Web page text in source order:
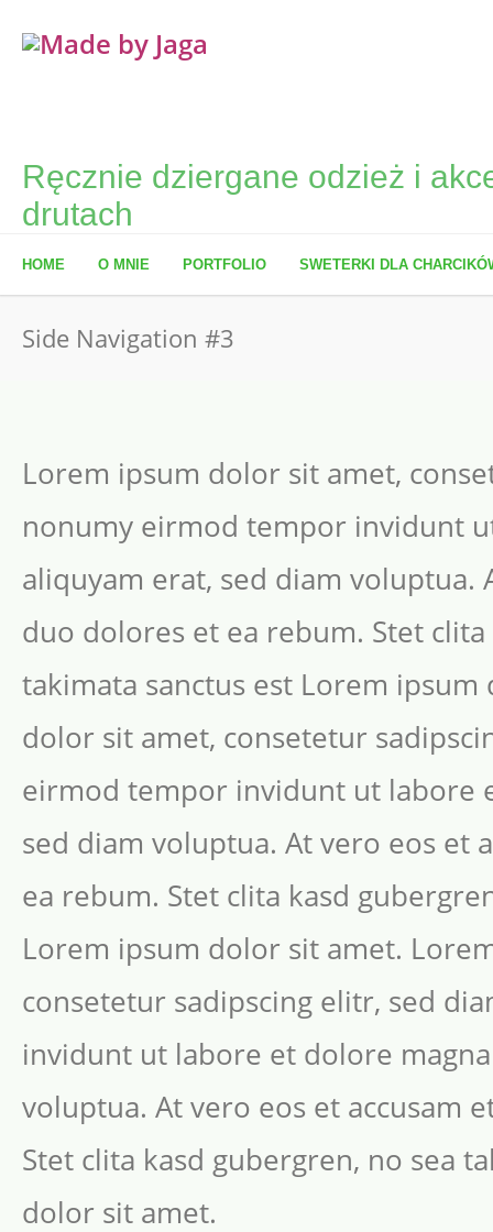
Ręcznie dziergane odzież i
drutach
HOME O MNIE PORTFOLIO SWETERKI DLA
Side Navigation #3
Lorem ipsum dolor sit amet,
nonumy eirmod tempor invidunt
aliquyam erat, sed diam voluptua.
duo dolores et ea rebum. Stet
takimata sanctus est Lorem
dolor sit amet, consetetur
eirmod tempor invidunt ut labore
sed diam voluptua. At vero eos et
ea rebum. Stet clita kasd
Lorem ipsum dolor sit amet.
consetetur sadipscing elitr, sed
invidunt ut labore et dolore
voluptua. At vero eos et accusam
Stet clita kasd gubergren, no sea
dolor sit amet.